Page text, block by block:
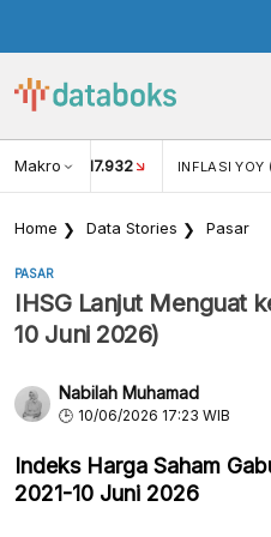
Makro
USD/IDR 17.932 INFLASI YOY
Home Data Stories Pasar
PASAR
IHSG Lanjut Menguat
10 Juni 2026)
Nabilah Muhamad
10/06/2026 17:23 WIB
Indeks Harga Saham
2021-10 Juni 2026